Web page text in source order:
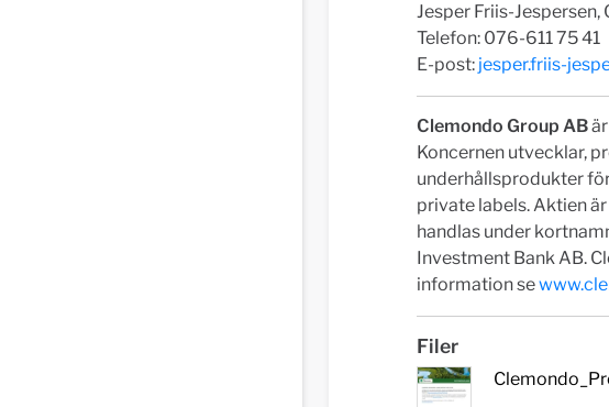
Jesper Friis-Jespersen,
Telefon: 076-611 75 41
E-post: jesper.friis-
Clemondo Group AB
Koncernen utvecklar,
underhållsprodukter
private labels. Aktien
handlas under
Investment Bank AB.
information se
Filer